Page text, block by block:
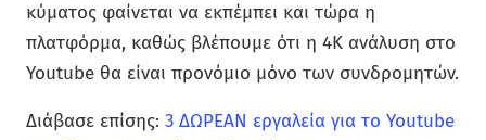
κύματος φαίνεται να εκπέμπει και τώρα η
πλατφόρμα, καθώς βλέπουμε ότι η 4K ανάλυση στο
Youtube θα είναι προνόμιο μόνο των συνδρομητών.
Διάβασε επίσης: 3 ΔΩΡΕΑΝ εργαλεία για το Youtube